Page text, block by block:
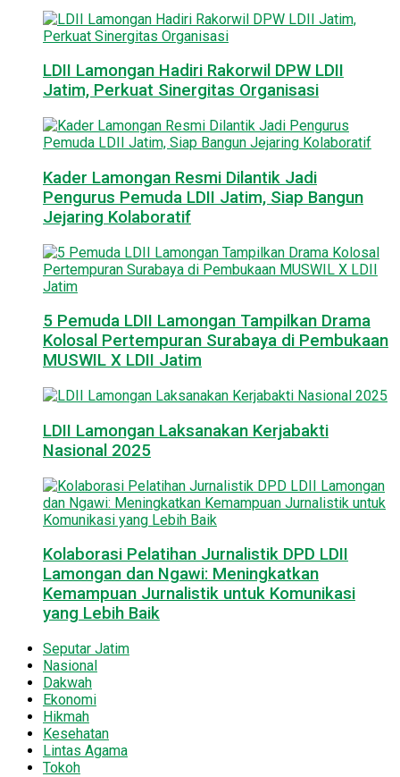
LDII Lamongan Hadiri Rakorwil DPW LDII
Jatim, Perkuat Sinergitas Organisasi
Kader Lamongan Resmi Dilantik Jadi
Pengurus Pemuda LDII Jatim, Siap Bangun
Jejaring Kolaboratif
5 Pemuda LDII Lamongan Tampilkan Drama
Kolosal Pertempuran Surabaya di Pembukaan
MUSWIL X LDII Jatim
LDII Lamongan Laksanakan Kerjabakti
Nasional 2025
Kolaborasi Pelatihan Jurnalistik DPD LDII
Lamongan dan Ngawi: Meningkatkan
Kemampuan Jurnalistik untuk Komunikasi
yang Lebih Baik
Seputar Jatim
Nasional
Dakwah
Ekonomi
Hikmah
Kesehatan
Lintas Agama
Tokoh